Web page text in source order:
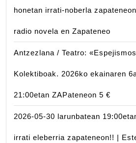
honetan irrati-noberla
radio novela en Zapateneo
Antzezlana / Teatro:
Kolektiboak. 2026ko ekainaren
21:00etan ZAPateneon 5 €
2026-05-30 larunbatean
irrati eleberria zapateneon!! |